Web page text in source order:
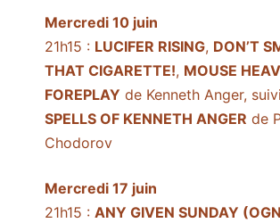
Mercredi 10 juin
21h15 : LUCIFER RISING, DON’T
THAT CIGARETTE!, MOUSE
FOREPLAY de Kenneth Anger,
SPELLS OF KENNETH ANGER de
Chodorov
Mercredi 17 juin
21h15 : ANY GIVEN SUNDAY